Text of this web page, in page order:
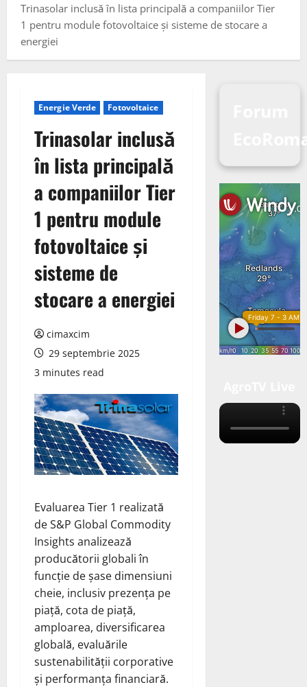
Trinasolar inclusă în lista principală a companiilor Tier
1 pentru module fotovoltaice și sisteme de stocare a
energiei
Energie Verde Fotovoltaice
Trinasolar inclusă
în lista principală
a companiilor Tier
1 pentru module
fotovoltaice și
sisteme de
stocare a energiei
cimaxcim
29 septembrie 2025
3 minutes read
Evaluarea Tier 1 realizată
de S&P Global Commodity
Insights analizează
producătorii globali în
funcție de șase dimensiuni
cheie, inclusiv prezența pe
piață, cota de piață,
amploarea, diversificarea
globală, evaluările
sustenabilității corporative
și performanța financiară.